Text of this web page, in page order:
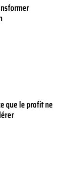
que le profit ne